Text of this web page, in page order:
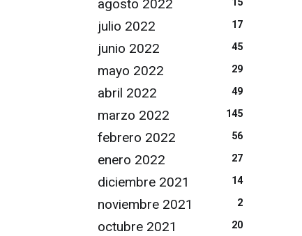
agosto 2022
julio 2022 17
junio 2022 45
mayo 2022 29
abril 2022 49
marzo 2022 145
febrero 2022 56
enero 2022 27
diciembre 2021 14
noviembre 2021 2
octubre 2021 20